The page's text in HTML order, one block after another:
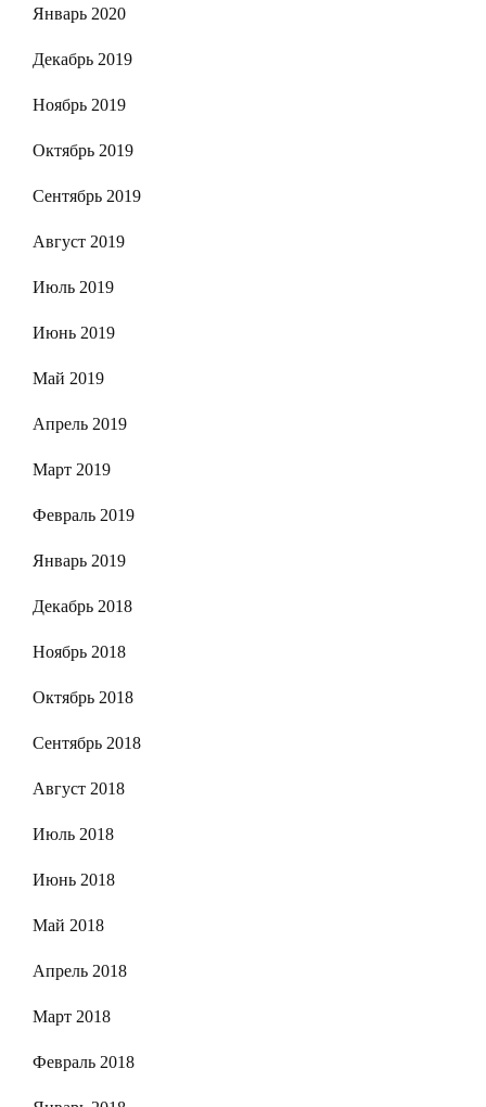
Январь 2020
Декабрь 2019
Ноябрь 2019
Октябрь 2019
Сентябрь 2019
Август 2019
Июль 2019
Июнь 2019
Май 2019
Апрель 2019
Март 2019
Февраль 2019
Январь 2019
Декабрь 2018
Ноябрь 2018
Октябрь 2018
Сентябрь 2018
Август 2018
Июль 2018
Июнь 2018
Май 2018
Апрель 2018
Март 2018
Февраль 2018